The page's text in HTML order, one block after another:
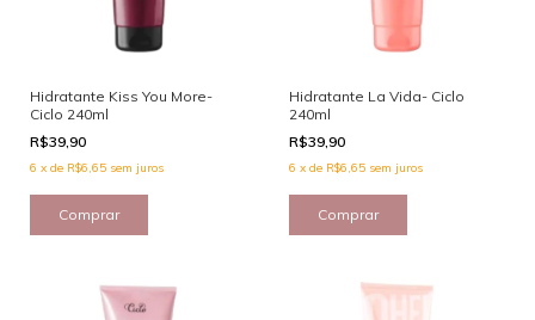
Hidratante Kiss You More-
Ciclo 240ml
R$39,90
6 x de R$6,65 sem juros
Hidratante La Vida- Ciclo
240ml
R$39,90
6 x de R$6,65 sem juros